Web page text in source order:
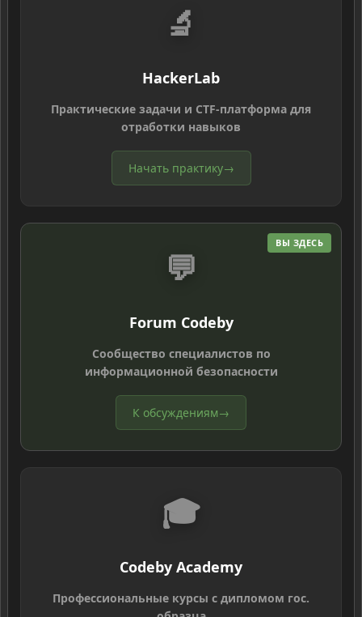
🔬
HackerLab
Практические задачи и CTF-платформа для
отработки навыков
Начать практику→
ВЫ ЗДЕСЬ
💬
Forum Codeby
Сообщество специалистов по
информационной безопасности
К обсуждениям→
🎓
Codeby Academy
Профессиональные курсы с дипломом гос.